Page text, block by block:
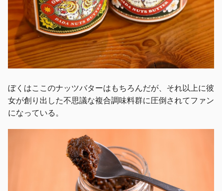
ぼくはここのナッツバターはもちろんだが、それ以上に彼
女が創り出した不思議な複合調味料群に圧倒されてファン
になっている。